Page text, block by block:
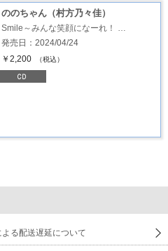
ののちゃん（村方乃々佳）
Smile～みんな笑顔になーれ！ …
発売日：2024/04/24
￥2,200
（税込）
よる配送遅延について